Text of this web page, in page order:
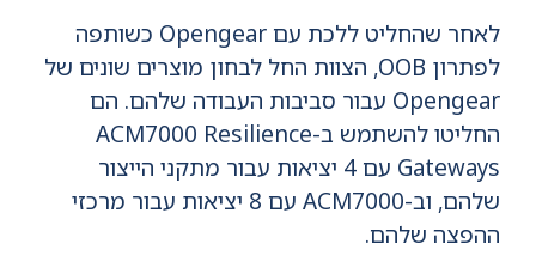
לאחר שהחליט ללכת עם Opengear כשותפה
לפתרון OOB, הצוות החל לבחון מוצרים שונים של
Opengear עבור סביבות העבודה שלהם. הם
החליטו להשתמש ב-ACM7000 Resilience
Gateways עם 4 יציאות עבור מתקני הייצור
שלהם, וב-ACM7000 עם 8 יציאות עבור מרכזי
ההפצה שלהם.